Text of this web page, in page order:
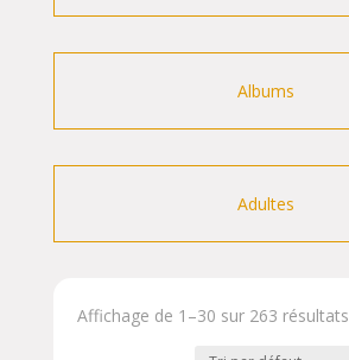
Albums
Adultes
Affichage de 1–30 sur 263 résultats